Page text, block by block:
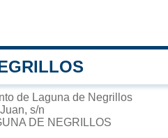
de Laguna de Negrillos
s/n
DE NEGRILLOS